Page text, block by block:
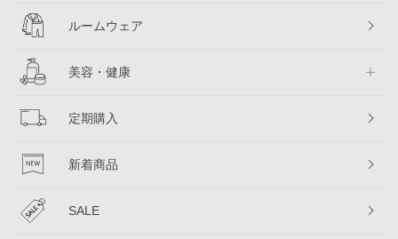
ルームウェア
美容・健康
定期購入
新着商品
SALE